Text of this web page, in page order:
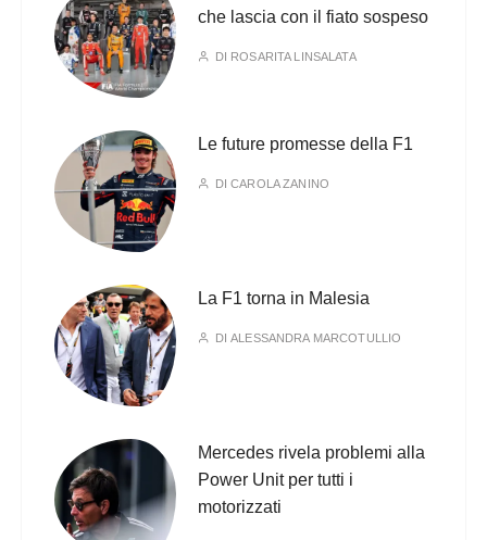
che lascia con il fiato sospeso
DI ROSARITA LINSALATA
Le future promesse della F1
DICAROLA ZANINO
La F1 torna in Malesia
DIALESSANDRA MARCOTULLIO
Mercedes rivela problemi alla
Power Unit per tutti i
motorizzati